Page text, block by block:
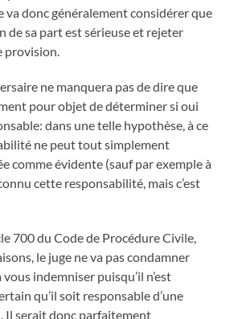
va donc généralement considérer que
sa part est sérieuse et rejeter
provision.
ne manquera pas de dire que
pour objet de déterminer si oui
dans une telle hypothèse, à ce
ne peut tout simplement
comme évidente (sauf par exemple à
cette responsabilité, mais c’est
700 du Code de Procédure Civile,
le juge ne va pas condamner
indemniser puisqu’il n’est
qu’il soit responsable d’une
Il serait donc parfaitement